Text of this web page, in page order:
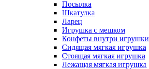
Посылка
Шкатулка
Ларец
Игрушка с мешком
Конфеты внутри игрушки
Сидящая мягкая игрушка
Стоящая мягкая игрушка
Лежащая мягкая игрушка